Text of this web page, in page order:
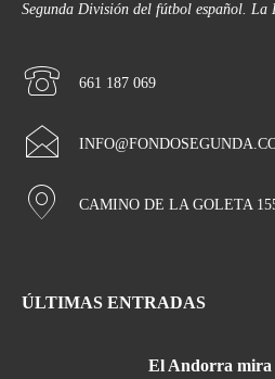
Segunda División del fútbol español. La
661 187 069
CAMINO DE LA GOLETA
ÚLTIMAS ENTRADAS
El Andorra mira